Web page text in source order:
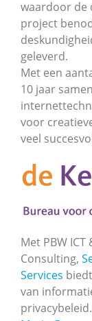
waardoor de
project
geleverd.
Met een
10 jaar
voor
veel
Met PBW ICT
Consulting,
Services
van
privacybeleid.